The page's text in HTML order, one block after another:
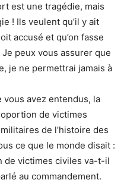
est une tragédie, mais
! Ils veulent qu’il y ait
accusé et qu’on fasse
peux vous assurer que
je ne permettrai jamais à
avez entendus, la
de victimes
de l’histoire des
ce que le monde disait :
de victimes civiles va-t-il
au commandement.